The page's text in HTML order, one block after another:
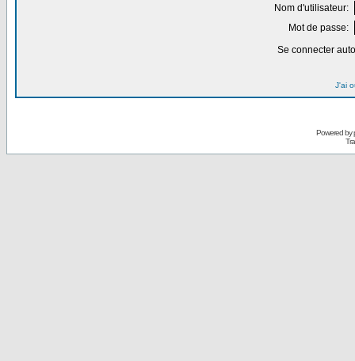
Nom d'utilisateur:
Mot de passe:
Se connecter
J'ai
Powered by